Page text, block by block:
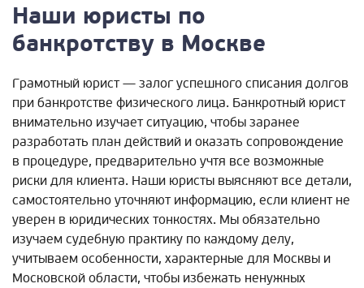
Наши юристы по
банкротству в Москве
Грамотный юрист — залог успешного списания долгов
при банкротстве физического лица. Банкротный юрист
внимательно изучает ситуацию, чтобы заранее
разработать план действий и оказать сопровождение
в процедуре, предварительно учтя все возможные
риски для клиента. Наши юристы выясняют все детали,
самостоятельно уточняют информацию, если клиент не
уверен в юридических тонкостях. Мы обязательно
изучаем судебную практику по каждому делу,
учитываем особенности, характерные для Москвы и
Московской области, чтобы избежать ненужных